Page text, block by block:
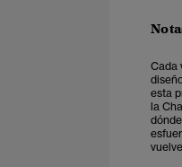
Cada
esta
la